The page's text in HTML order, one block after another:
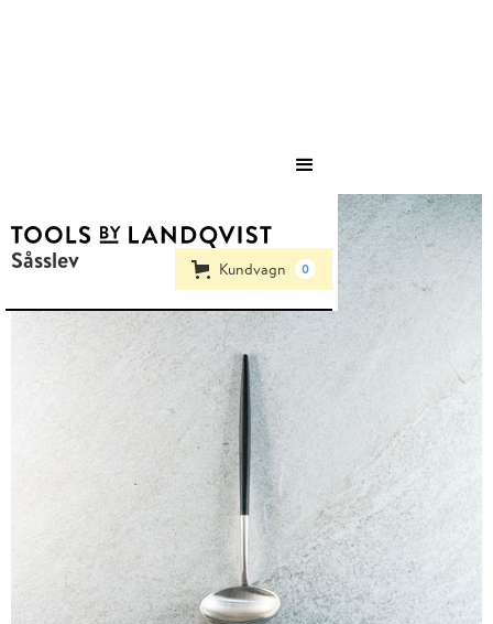
Såsslev Kundvagn 0